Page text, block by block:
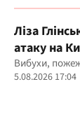
Ліза
атаку на
Вибухи,
5.08.2026 17:04